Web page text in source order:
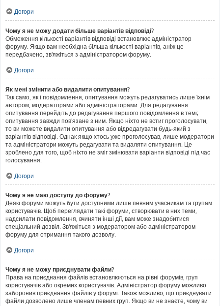
Догори
Чому я не можу додати більше варіантів відповіді?
Обмеження кількості варіантів відповіді встановлює адміністратор
форуму. Якщо вам необхідна більша кількості варіантів, аніж це
передбачено, зв'яжіться з адміністратором форуму.
Догори
Як мені змінити або видалити опитування?
Так само, як і повідомлення, опитування можуть редагуватись лише їхнім
автором, модераторами або адміністраторами. Для редагування
опитування перейдіть до редагування першого повідомлення в темі;
опитування завжди пов'язане з ним. Якщо ніхто не встиг проголосувати,
то ви можете видалити опитування або відредагувати будь-який з
варіантів відповіді. Однак якщо хтось уже проголосував, лише модератори
та адміністратори можуть редагувати та видаляти опитування. Це
зроблено для того, щоб ніхто не зміг змінювати варіанти відповіді під час
голосування.
Догори
Чому я не маю доступу до форуму?
Деякі форуми можуть бути доступними лише певним учасникам та групам
користувачів. Щоб переглядати такі форуми, створювати в них теми,
надсилати повідомлення, вчиняти інші дії, вам може знадобитися
спеціальний дозвіл. Зв'яжіться з модератором або адміністратором
форуму для отримання такого дозволу.
Догори
Чому я не можу приєднувати файли?
Права на приєднання файлів встановлюються на рівні форумів, груп
користувачів або окремих користувачів. Адміністратор форуму можливо
заборонив приєднання файлів у форумі. Також можливо, що приєднувати
файли дозволено лише членам певних груп. Якщо ви не знаєте, чому ви